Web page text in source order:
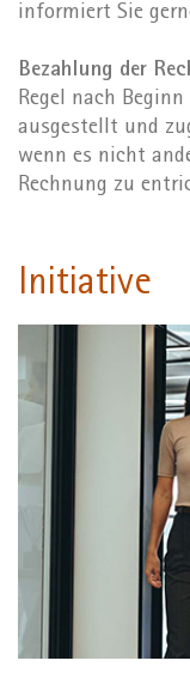
informiert Sie
Bezahlung der
Regel nach
ausgestellt und
wenn es nicht
Rechnung zu
Initiative